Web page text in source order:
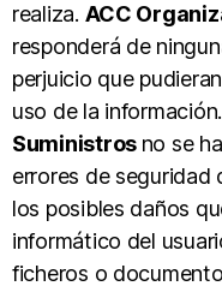
realiza. ACC
responderá de
perjuicio que
uso de la información.
Suministros no se
errores de seguridad
los posibles daños
informático del
ficheros o